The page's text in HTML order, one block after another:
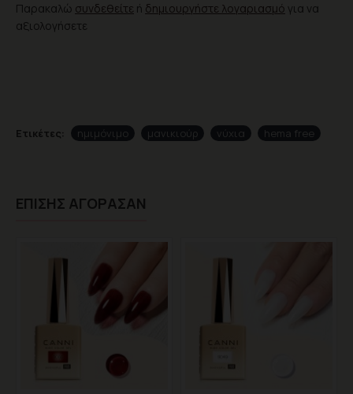
Παρακαλώ συνδεθείτε ή δημιουργήστε λογαριασμό για να
αξιολογήσετε
Ετικέτες: ημιμόνιμο μανικιούρ νύχια hema free
ΕΠΊΣΗΣ ΑΓΌΡΑΣΑΝ